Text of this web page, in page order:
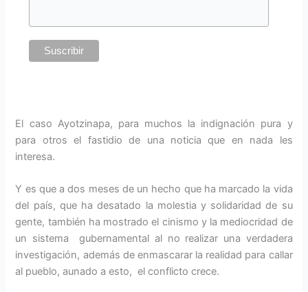
El caso Ayotzinapa, para muchos la indignación pura y
para otros el fastidio de una noticia que en nada les
interesa.
Y es que a dos meses de un hecho que ha marcado la vida
del país, que ha desatado la molestia y solidaridad de su
gente, también ha mostrado el cinismo y la mediocridad de
un sistema gubernamental al no realizar una verdadera
investigación, además de enmascarar la realidad para callar
al pueblo, aunado a esto, el conflicto crece.